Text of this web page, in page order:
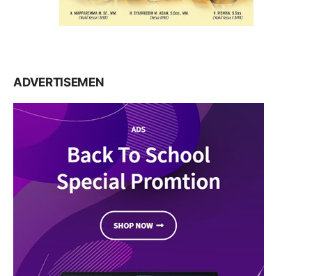
ADVERTISEMEN